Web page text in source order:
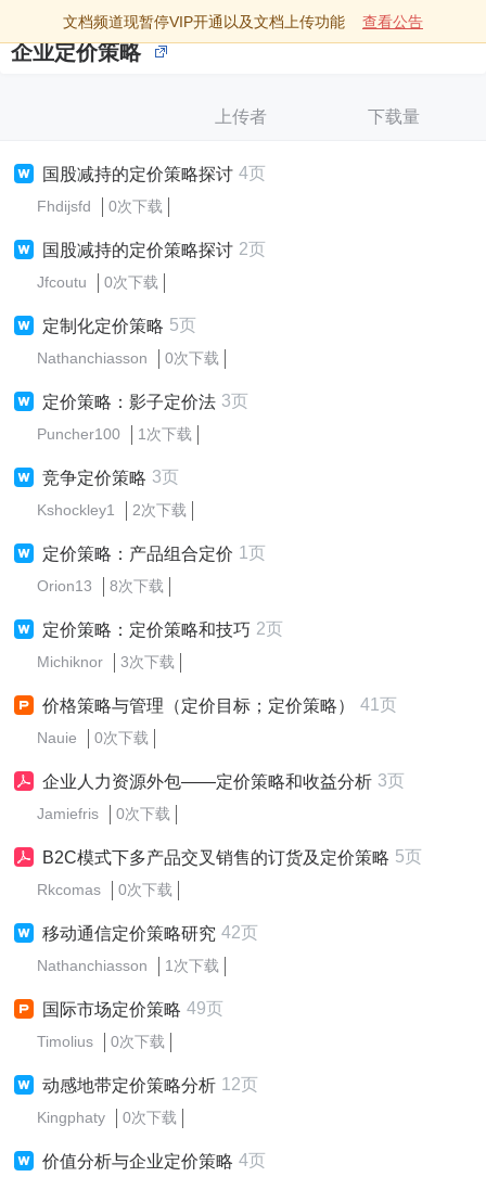
文档频道现暂停VIP开通以及文档上传功能 查看公告
企业定价策略
上传者 下载量
国股减持的定价策略探讨 4页
Fhdijsfd 0次下载
国股减持的定价策略探讨 2页
Jfcoutu 0次下载
定制化定价策略 5页
Nathanchiasson 0次下载
定价策略：影子定价法 3页
Puncher100 1次下载
竞争定价策略 3页
Kshockley1 2次下载
定价策略：产品组合定价 1页
Orion13 8次下载
定价策略：定价策略和技巧 2页
Michiknor 3次下载
价格策略与管理（定价目标；定价策略） 41页
Nauie 0次下载
企业人力资源外包——定价策略和收益分析 3页
Jamiefris 0次下载
B2C模式下多产品交叉销售的订货及定价策略 5页
Rkcomas 0次下载
移动通信定价策略研究 42页
Nathanchiasson 1次下载
国际市场定价策略 49页
Timolius 0次下载
动感地带定价策略分析 12页
Kingphaty 0次下载
价值分析与企业定价策略 4页